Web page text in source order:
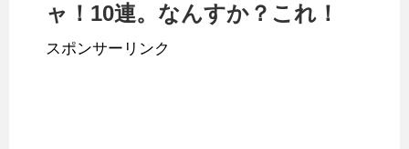
ャ！10連。なんすか？これ！
スポンサーリンク